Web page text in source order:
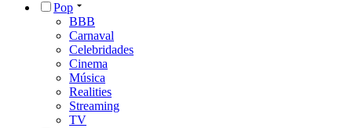
Pop
BBB
Carnaval
Celebridades
Cinema
Música
Realities
Streaming
TV